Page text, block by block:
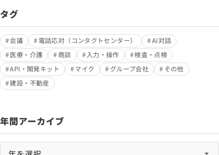
タグ
会議 電話応対（コンタクトセンター）
AI対話
医療・介護
商談 入力・操作
検査・点検
API・開発キット
マイク グループ会社
その他
建設・不動産
年間アーカイブ